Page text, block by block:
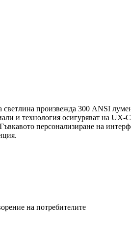
произвежда 300 ANSI
и технология осигуряват на UX-
персонализиране на
на потребителите